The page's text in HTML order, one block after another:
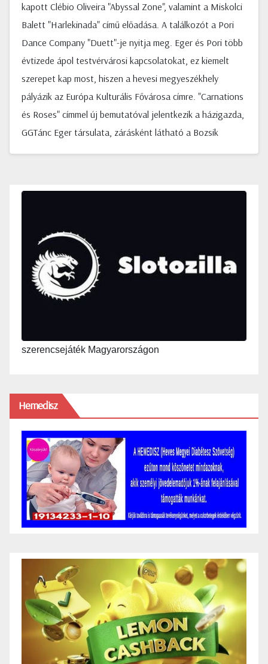
kapott Clébio Oliveira "Abyssal Zone", valamint a Miskolci
Balett "Harlekinada" című előadása. A találkozót a Pori
Dance Company "Duett"-je nyitja meg. Eger és Pori több
évtizede ápol testvérvárosi kapcsolatokat, ez kiemelt
szerepet kap most, hiszen a hevesi megyeszékhely
pályázik az Európa Kulturális Fővárosa címre. "Carnations
és Roses" címmel új bemutatóval jelentkezik a házigazda,
GGTánc Eger társulata, zárásként látható a Bozsik
szerencsejáték Magyarországon
Hemedisz